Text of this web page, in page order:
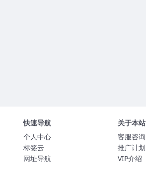
快速导航
个人中心
标签云
网址导航
关于本站
客服咨询
推广计划
VIP介绍